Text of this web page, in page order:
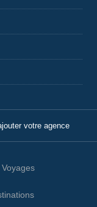
votre agence